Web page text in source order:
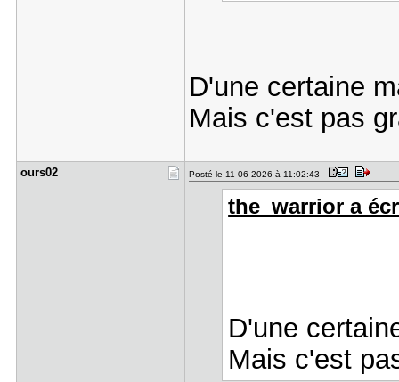
D'une certaine
Mais c'est pas
ours02 Posté le 11-06-2026 à 11:02:43
the_warrior a
D'une
Mais c'est